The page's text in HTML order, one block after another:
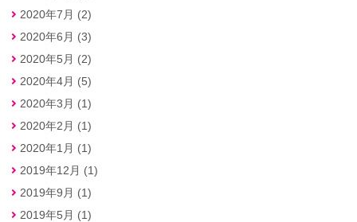
2020年7月 (2)
2020年6月 (3)
2020年5月 (2)
2020年4月 (5)
2020年3月 (1)
2020年2月 (1)
2020年1月 (1)
2019年12月 (1)
2019年9月 (1)
2019年5月 (1)